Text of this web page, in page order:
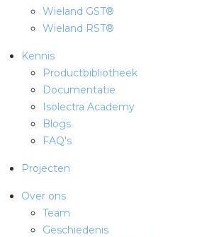
Wieland GST®
Wieland RST®
Kennis
Productbibliotheek
Documentatie
Isolectra Academy
Blogs
FAQ's
Projecten
Over ons
Team
Geschiedenis